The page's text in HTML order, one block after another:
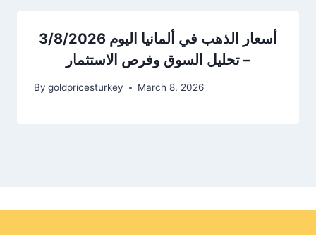
أسعار الذهب في ألمانيا اليوم 3/8/2026
– تحليل السوق وفرص الاستثمار
By goldpricesturkey March 8, 2026